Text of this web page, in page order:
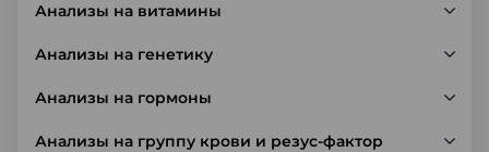
Анализы на витамины
Анализы на генетику
Анализы на гормоны
Анализы на группу крови и резус-фактор